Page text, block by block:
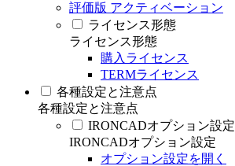
評価版 アクティベーション
ライセンス形態
ライセンス形態
購入ライセンス
TERMライセンス
各種設定と注意点
各種設定と注意点
IRONCADオプション設定
IRONCADオプション設定
オプション設定を開く